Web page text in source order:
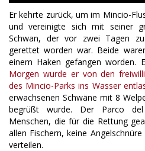
Er kehrte zurück, um im Mincio-
und vereinigte sich mit seiner
Schwan, der vor zwei Tagen
gerettet worden war. Beide
einem Haken gefangen worden.
Morgen wurde er von den
des Mincio-Parks ins Wasser
erwachsenen Schwäne mit 8
begrüßt wurde. Der Parco
Menschen, die für die Rettung
allen Fischern, keine
verteilen.